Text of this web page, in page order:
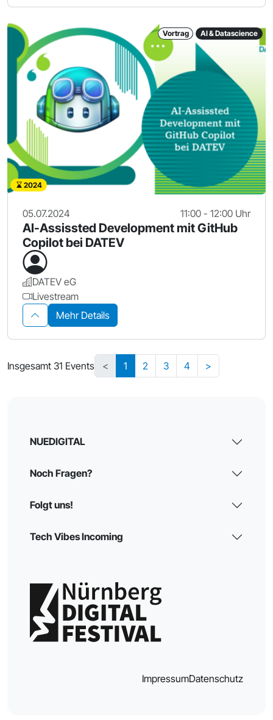
Vortrag AI & Datascience
2024
05.07.2024 11:00 - 12:00 Uhr
AI-Assissted Development mit GitHub
Copilot bei DATEV
DATEV eG
Livestream
Mehr Details
Insgesamt 31 Events < 1 2 3 4 >
NUEDIGITAL
Noch Fragen?
Folgt uns!
Tech Vibes Incoming
ImpressumDatenschutz